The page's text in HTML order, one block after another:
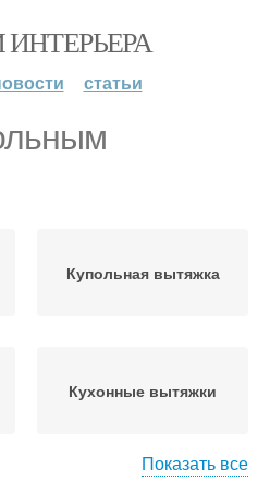
статьи
Купольная вытяжка
Кухонные вытяжки
Показать все